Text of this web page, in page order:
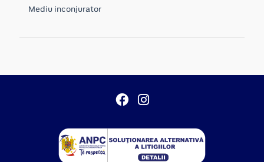
Mediu inconjurator